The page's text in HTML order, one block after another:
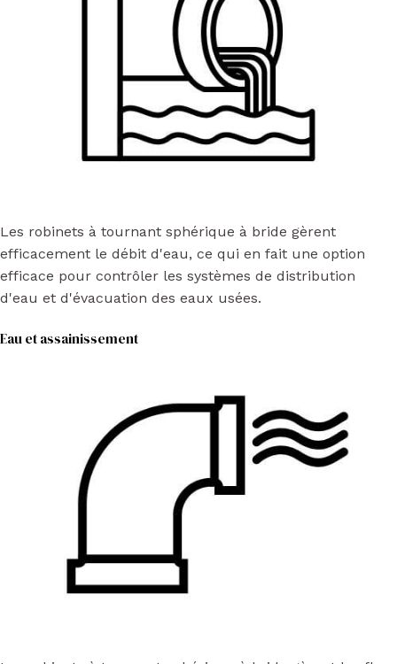
Les robinets à tournant sphérique à bride gèrent
efficacement le débit d'eau, ce qui en fait une option
efficace pour contrôler les systèmes de distribution
d'eau et d'évacuation des eaux usées.
Eau et assainissement